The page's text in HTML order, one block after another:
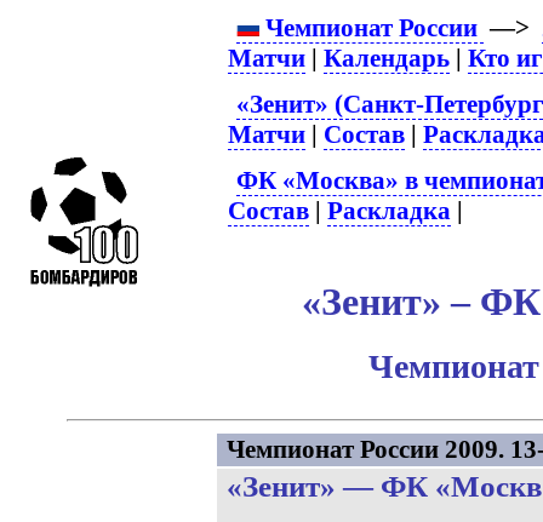
Чемпионат России —>
Матчи |Календарь |Кто
«Зенит» (Санкт-
Матчи | Состав |
ФК «Москва» в
Состав |Раскладка |
«Зенит» –
Чемпионат
Чемпионат России 2009.
«Зенит» — ФК